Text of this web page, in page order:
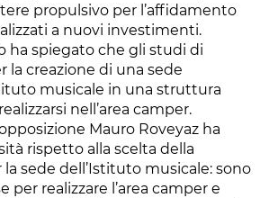
propulsivo per l’affidamento
a nuovi investimenti.
ha spiegato che gli studi di
la creazione di una sede
musicale in una struttura
nell’area camper.
Mauro Roveyaz ha
rispetto alla scelta della
la sede dell’Istituto musicale: sono
per realizzare l’area camper e